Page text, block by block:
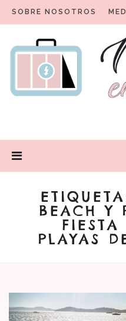
SOBRE NOSOTROS
No me cabe
Un blog para viajeros con
BEACH Y
PLAYAS